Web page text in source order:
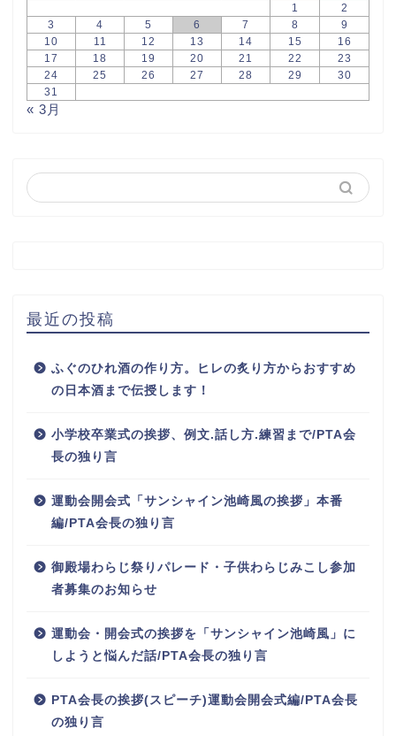
1
2
3
4 5 6 7 8
9
10
11 12 13 14 15
16
17
18 19 20 21 22
23
24
25 26 27 28 29
30
31
« 3月
最近の投稿
ふぐのひれ酒の作り方。ヒレの炙り方からおすすめ
の日本酒まで伝授します！
小学校卒業式の挨拶、例文.話し方.練習まで/PTA会
長の独り言
運動会開会式「サンシャイン池崎風の挨拶」本番
編/PTA会長の独り言
御殿場わらじ祭りパレード・子供わらじみこし参加
者募集のお知らせ
運動会・開会式の挨拶を「サンシャイン池崎風」に
しようと悩んだ話/PTA会長の独り言
PTA会長の挨拶(スピーチ)運動会開会式編/PTA会長
の独り言